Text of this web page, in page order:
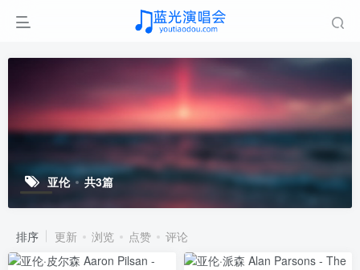
亚伦 共3篇
排序 更新 浏览 点赞 评论